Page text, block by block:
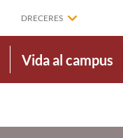
DRECERES
Vida al campus